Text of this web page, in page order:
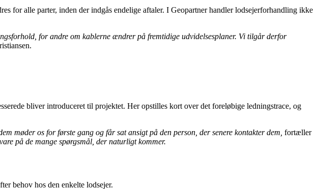
for alle parter, inden der indgås endelige aftaler. I Geopartner handler lodsejerforhandling ikke
for andre om kablerne ændrer på fremtidige udvidelsesplaner. Vi tilgår derfor
bliver introduceret til projektet. Her opstilles kort over det foreløbige ledningstrace, og
møder os for første gang og får sat ansigt på den person, der senere kontakter dem, fortæller
på de mange spørgsmål, der naturligt kommer.
behov hos den enkelte lodsejer.